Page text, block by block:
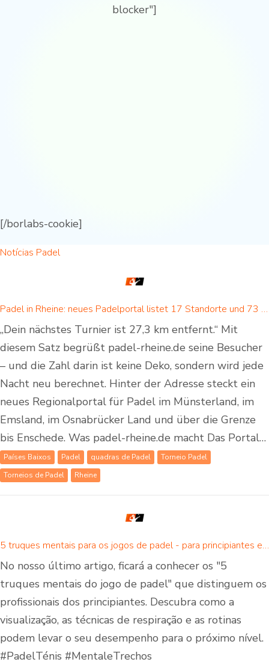
blocker"]
[/borlabs-cookie]
Notícias Padel
Padel in Rheine: neues Padelportal listet 17 Standorte und 73 Padel-Courts in Rheine und Umgebung
„Dein nächstes Turnier ist 27,3 km entfernt.“ Mit
diesem Satz begrüßt padel-rheine.de seine Besucher
– und die Zahl darin ist keine Deko, sondern wird jede
Nacht neu berechnet. Hinter der Adresse steckt ein
neues Regionalportal für Padel im Münsterland, im
Emsland, im Osnabrücker Land und über die Grenze
bis Enschede. Was padel-rheine.de macht Das Portal…
Países Baixos Padel quadras de Padel
Torneio Padel
Torneios de Padel
Rheine
5 truques mentais para os jogos de padel - para principiantes e jogadores avançados de padel
No nosso último artigo, ficará a conhecer os "5
truques mentais do jogo de padel" que distinguem os
profissionais dos principiantes. Descubra como a
visualização, as técnicas de respiração e as rotinas
podem levar o seu desempenho para o próximo nível.
#PadelTénis #MentaleTrechos